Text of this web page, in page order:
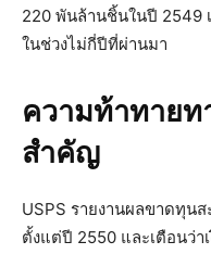
220 พันล้านชิ้นในปี 2549
ในช่วงไม่กี่ปีที่ผ่านมา
ความท้าทายท
สำคัญ
USPS รายงานผลขาดทุน
ตั้งแต่ปี 2550 และเตือนว่